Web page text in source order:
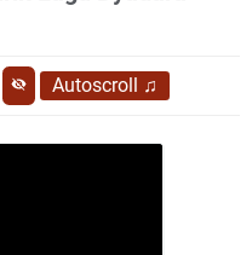
Autoscroll ♫